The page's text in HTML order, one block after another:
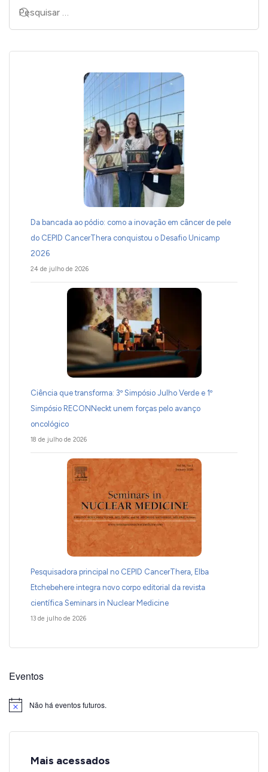
Da bancada ao pódio: como a inovação em câncer de pele
do CEPID CancerThera conquistou o Desafio Unicamp
2026
24 de julho de 2026
Ciência que transforma: 3º Simpósio Julho Verde e 1º
Simpósio RECONNeckt unem forças pelo avanço
oncológico
18 de julho de 2026
Pesquisadora principal no CEPID CancerThera, Elba
Etchebehere integra novo corpo editorial da revista
científica Seminars in Nuclear Medicine
13 de julho de 2026
Eventos
Notice Não há eventos futuros.
Mais acessados